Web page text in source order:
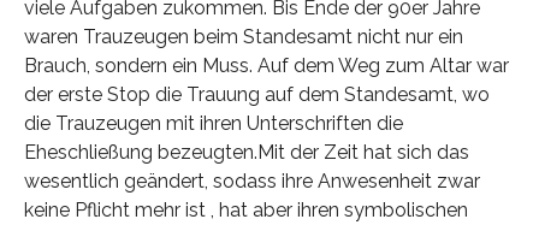
viele Aufgaben zukommen. Bis Ende der 90er Jahre
waren Trauzeugen beim Standesamt nicht nur ein
Brauch, sondern ein Muss. Auf dem Weg zum Altar war
der erste Stop die Trauung auf dem Standesamt, wo
die Trauzeugen mit ihren Unterschriften die
Eheschließung bezeugten.Mit der Zeit hat sich das
wesentlich geändert, sodass ihre Anwesenheit zwar
keine Pflicht mehr ist , hat aber ihren symbolischen